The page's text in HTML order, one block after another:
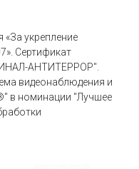
укрепление
Сертификат
АНТИТЕРРОР".
видеонаблюдения и
в номинации "Лучшее